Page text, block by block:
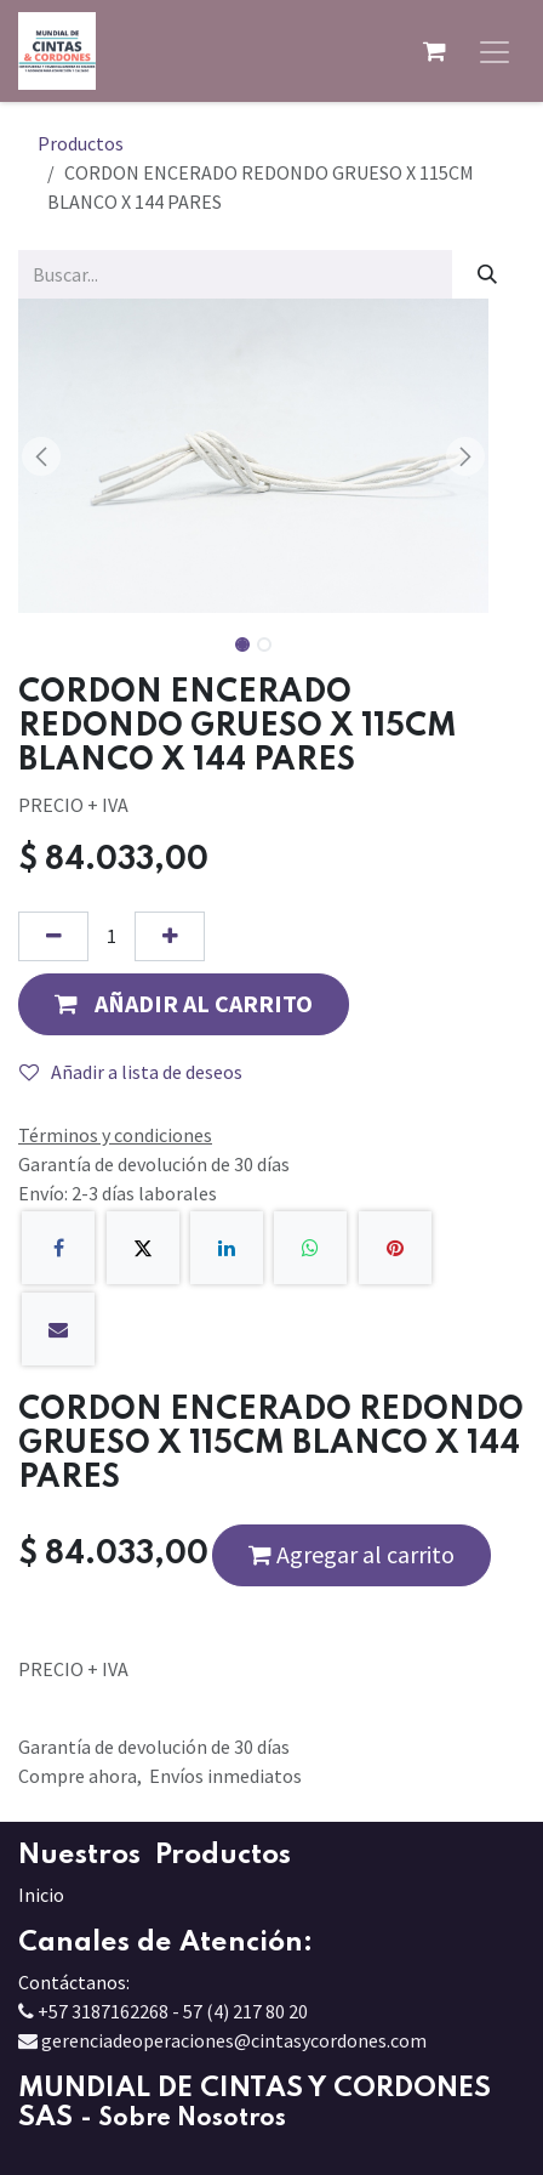
Ir al contenido
Productos
CORDON ENCERADO REDONDO GRUESO X 115CM
BLANCO X 144 PARES
CORDON ENCERADO
REDONDO GRUESO X 115CM
BLANCO X 144 PARES
PRECIO + IVA
$ 84.033,00
AÑADIR AL CARRITO
Añadir a lista de deseos
Términos y condiciones
Garantía de devolución de 30 días
Envío: 2-3 días laborales
CORDON ENCERADO REDONDO
GRUESO X 115CM BLANCO X 144
PARES
$ 84.033,00 Agregar al carrito
PRECIO + IVA
Garantía de devolución de 30 días
Compre ahora, Envíos inmediatos
Nuestros Productos
Inicio
Canales de Atención:
Contáctanos:
+57 3187162268 - 57 (4) 217 80 20
gerenciadeoperaciones@cintasycordones.com
MUNDIAL DE CINTAS Y CORDONES
SAS - Sobre Nosotros